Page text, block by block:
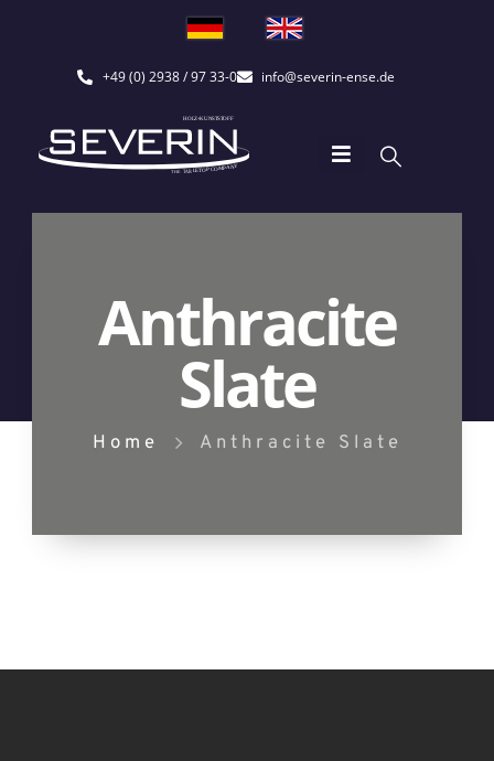
+49 (0) 2938 / 97 33-0 info@severin-ense.de
Anthracite
Slate
Home Anthracite Slate